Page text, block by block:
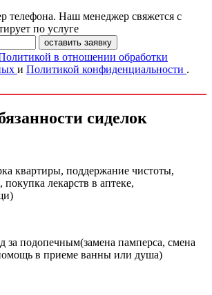
телефона. Наш менеджер свяжется с
по услуге
оставить заявку
в отношении обработки
и Политикой конфиденциальности .
сиделок
квартиры, поддержание чистоты,
лекарств в аптеке,
за подопечным(замена памперса, смена
в приеме ванны или душа)